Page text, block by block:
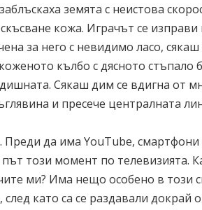
земята с неистова
кожа. Играчът се
за него с невидимо ласо,
кълбо с дясното
Сякаш дим се вдигна от
и пресече централната
да има YouTube,
този момент по телевизията.
ми? Има нещо особено в този
като са се раздавали докрай